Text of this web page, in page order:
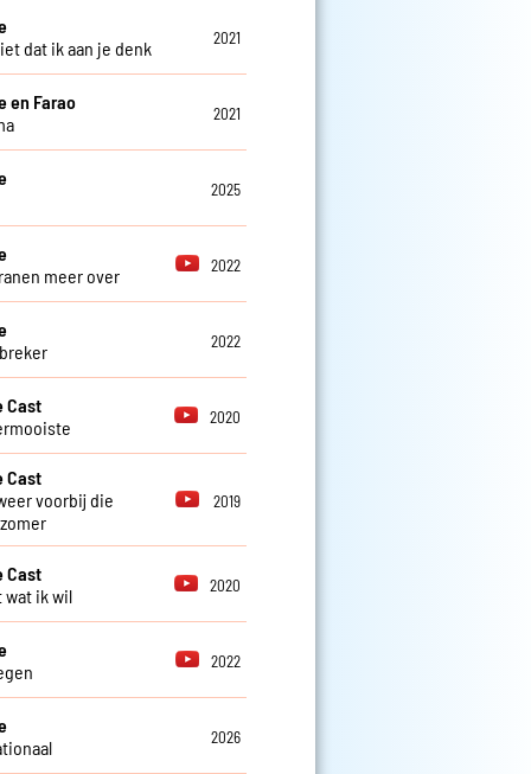
dat ik aan je denk
2021
en Farao
2021
2025
meer over
2022
2022
Cast
2020
Cast
voorbij die
2019
Cast
wat ik wil
2020
2022
2026